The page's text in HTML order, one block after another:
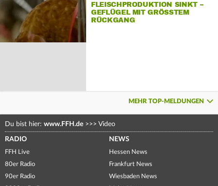
FLEISCHPRODUKTION SINKT –
GEFLÜGEL MIT GRÖSSTEM R
ÜCKGANG
MEHR TOP-MELDUNGEN
Du bist hier: www.FFH.de >>> Video
RADIO
FFH Live
80er Radio
90er Radio
NEWS
Hessen News
Frankfurt News
Wiesbaden News